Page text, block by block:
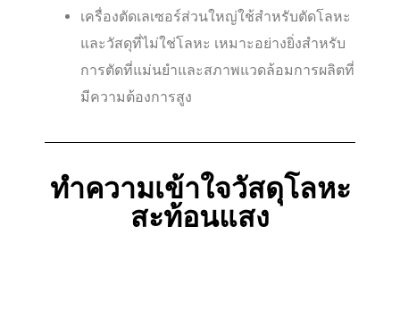
เครื่องตัดเลเซอร์ส่วนใหญ่ใช้สำหรับตัดโลหะ
และวัสดุที่ไม่ใช่โลหะ เหมาะอย่างยิ่งสำหรับ
การตัดที่แม่นยำและสภาพแวดล้อมการผลิตที่
มีความต้องการสูง
ทำความเข้าใจวัสดุโลหะ
สะท้อนแสง